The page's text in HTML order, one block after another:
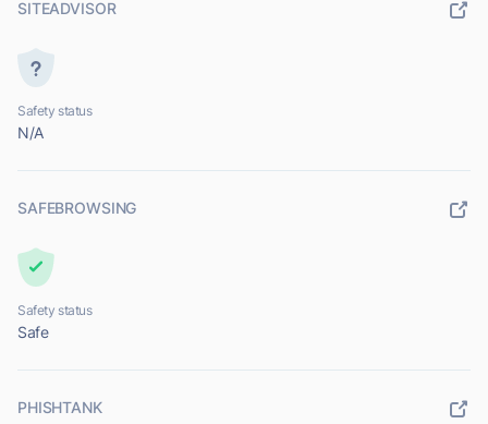
SITEADVISOR
Safety status
N/A
SAFEBROWSING
Safety status
Safe
PHISHTANK